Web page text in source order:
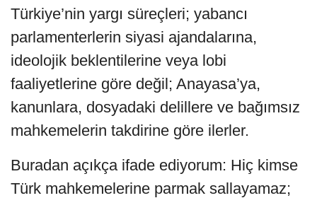
Türkiye’nin yargı süreçleri; yabancı
parlamenterlerin siyasi ajandalarına,
ideolojik beklentilerine veya lobi
faaliyetlerine göre değil; Anayasa’ya,
kanunlara, dosyadaki delillere ve bağımsız
mahkemelerin takdirine göre ilerler.
Buradan açıkça ifade ediyorum: Hiç kimse
Türk mahkemelerine parmak sallayamaz;